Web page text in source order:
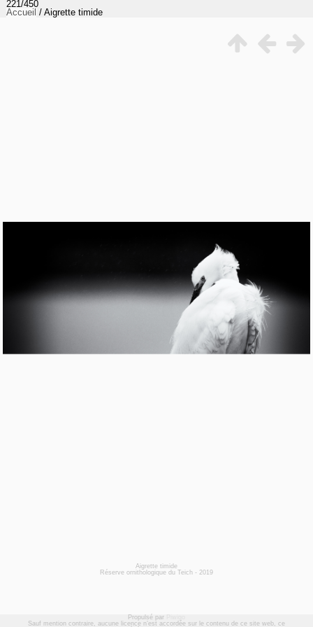
221/450
Accueil / Aigrette timide
Aigrette timide
Réserve ornithologique du Teich - 2019
Propulsé par
Sauf mention contraire, aucune licence n’est accordée sur le contenu de ce site web, ce